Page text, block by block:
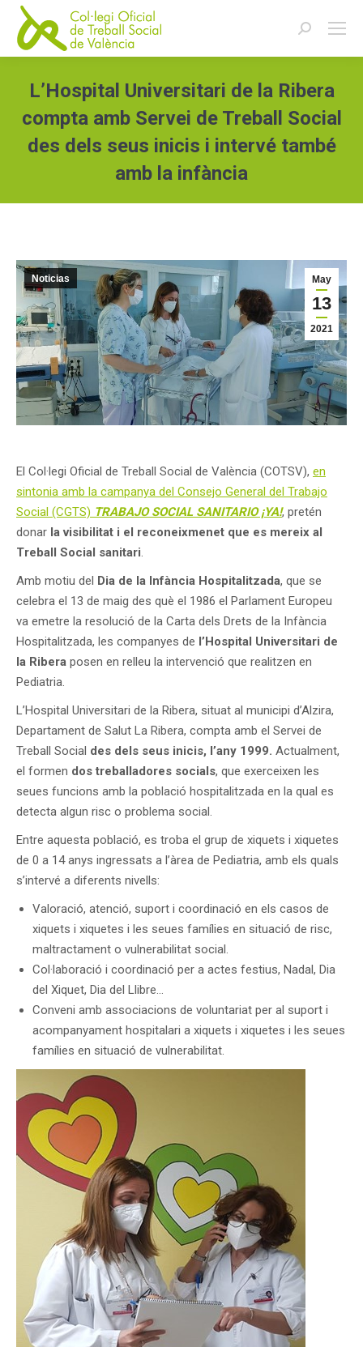
Buscar:
L’Hospital Universitari de la Ribera
compta amb Servei de Treball Social
des dels seus inicis i intervé també
amb la infància
May
13
2021
Noticias
El Col·legi Oficial de Treball Social de València (COTSV), en
sintonia amb la campanya del Consejo General del Trabajo
Social (CGTS) TRABAJO SOCIAL SANITARIO ¡YA!, pretén
donar la visibilitat i el reconeixmenet que es mereix al
Treball Social sanitari.
Amb motiu del Dia de la Infància Hospitalitzada, que se
celebra el 13 de maig des què el 1986 el Parlament Europeu
va emetre la resolució de la Carta dels Drets de la Infància
Hospitalitzada, les companyes de l’Hospital Universitari de
la Ribera posen en relleu la intervenció que realitzen en
Pediatria.
L’Hospital Universitari de la Ribera, situat al municipi d’Alzira,
Departament de Salut La Ribera, compta amb el Servei de
Treball Social des dels seus inicis, l’any 1999. Actualment,
el formen dos treballadores socials, que exerceixen les
seues funcions amb la població hospitalitzada en la qual es
detecta algun risc o problema social.
Entre aquesta població, es troba el grup de xiquets i xiquetes
de 0 a 14 anys ingressats a l’àrea de Pediatria, amb els quals
s’intervé a diferents nivells:
Valoració, atenció, suport i coordinació en els casos de
xiquets i xiquetes i les seues famílies en situació de risc,
maltractament o vulnerabilitat social.
Col·laboració i coordinació per a actes festius, Nadal, Dia
del Xiquet, Dia del Llibre…
Conveni amb associacions de voluntariat per al suport i
acompanyament hospitalari a xiquets i xiquetes i les seues
famílies en situació de vulnerabilitat.